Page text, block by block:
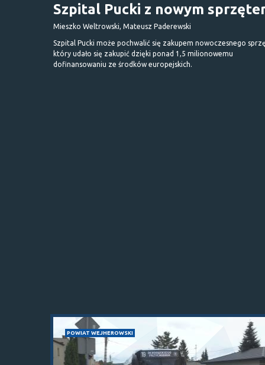
Szpital Pucki z nowym
Mieszko Weltrowski, Mateusz Paderewski
Szpital Pucki może pochwalić się zakupem nowoczesnego
który udało się zakupić dzięki ponad 1,5 milionowemu
dofinansowaniu ze środków europejskich.
POWIAT WEJHEROWSKI